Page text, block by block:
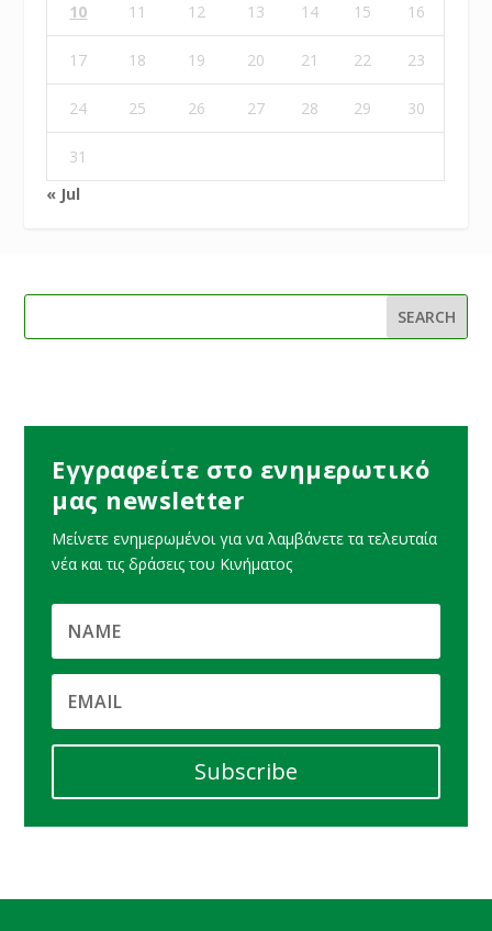
10 11 12 13 14 15 16
17 18 19 20 21 22 23
24 25 26 27 28 29 30
31
« Jul
Εγγραφείτε στο ενημερωτικό
μας newsletter
Μείνετε ενημερωμένοι για να λαμβάνετε τα τελευταία
νέα και τις δράσεις του Κινήματος
Subscribe